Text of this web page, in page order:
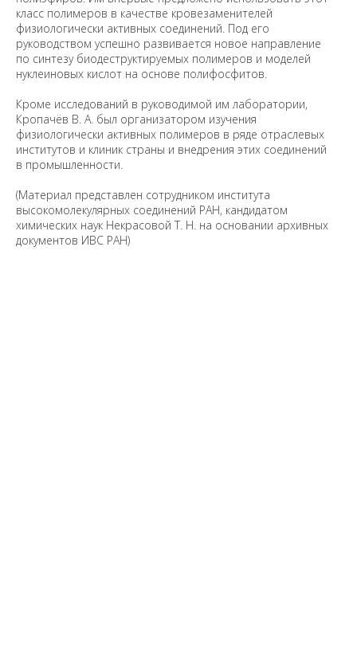
класс полимеров в качестве кровезаменителей
физиологически активных соединений. Под его
руководством успешно развивается новое направление
по синтезу биодеструктируемых полимеров и моделей
нуклеиновых кислот на основе полифосфитов.
Кроме исследований в руководимой им лаборатории,
Кропачёв В. А. был организатором изучения
физиологически активных полимеров в ряде отраслевых
институтов и клиник страны и внедрения этих соединений
в промышленности.
(Материал представлен сотрудником института
высокомолекулярных соединений РАН, кандидатом
химических наук Некрасовой Т. Н. на основании архивных
документов ИВС РАН)